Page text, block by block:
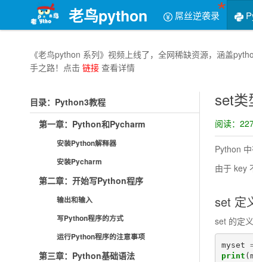
老鸟python 屌丝逆袭录
《老鸟python 系列》视频上线了，全网稀缺资源，涵盖
手之路！点击 链接 查看详情
目录：Python3教程
第一章：Python和Pycharm
安装Python解释器
安装Pycharm
第二章：开始写Python程序
输出和输入
写Python程序的方式
运行Python程序的注意事项
第三章：Python基础语法
set类
阅读：
Python
由于 key
set 定
set 的定
myset
print (